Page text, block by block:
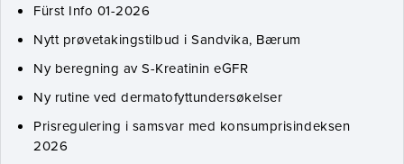
Fürst Info 01-2026
Nytt prøvetakingstilbud i Sandvika, Bærum
Ny beregning av S-Kreatinin eGFR
Ny rutine ved dermatofyttundersøkelser
Prisregulering i samsvar med konsumprisindeksen
2026